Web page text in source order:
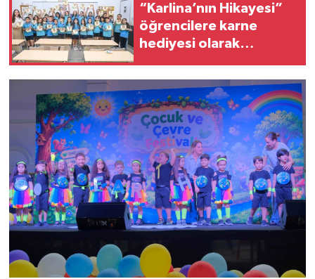
“Karlina’nın Hikayesi”
öğrencilere karne
hediyesi olarak